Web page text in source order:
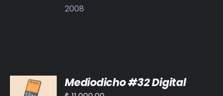
2008
AL
CARRITO
Mediodicho #32 Digital